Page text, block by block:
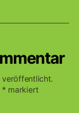
veröffentlicht.
* markiert